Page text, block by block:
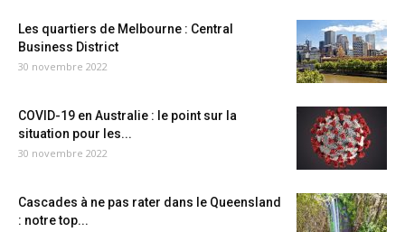
Les quartiers de Melbourne : Central
Business District
30 novembre 2022
COVID-19 en Australie : le point sur la
situation pour les...
30 novembre 2022
Cascades à ne pas rater dans le Queensland
: notre top...